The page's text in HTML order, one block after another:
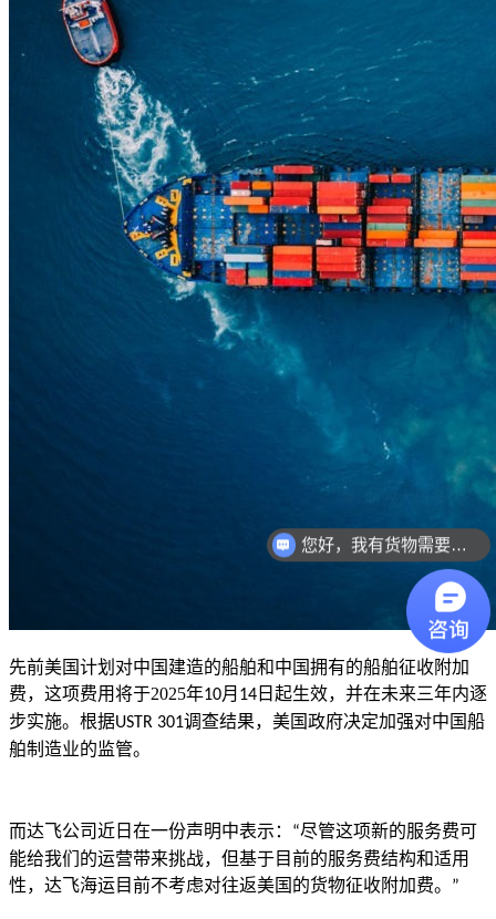
先前美国计划对中国建造的船舶和中国拥有的船舶征收附加
费，这项费用将于2025年10月 14 日起生效，并在未来三年内逐
步实施。根据USTR 301调查结果，美国政府决定加强对中国船
舶制造业的监管。
而达飞公司近日在一份声明中表示： “尽管这项新的服务费可
能给我们的运营带来挑战，但基于目前的服务费结构和适用
性，达飞海运目前不考虑对往返美国的货物征收附加费。 ”
您好，我有货物需要你们的产品。